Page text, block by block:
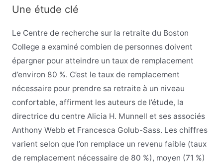
Une étude clé
Le Centre de recherche sur la retraite du Boston
College a examiné combien de personnes doivent
épargner pour atteindre un taux de remplacement
d’environ 80 %. C’est le taux de remplacement
nécessaire pour prendre sa retraite à un niveau
confortable, affirment les auteurs de l’étude, la
directrice du centre Alicia H. Munnell et ses associés
Anthony Webb et Francesca Golub-Sass. Les chiffres
varient selon que l’on remplace un revenu faible (taux
de remplacement nécessaire de 80 %), moyen (71 %)